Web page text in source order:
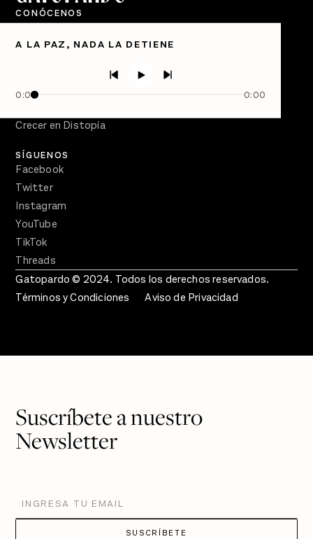
A LA PAZ, NADA LA DETIENE
0:00 0:00
CONÓCENOS
Quiénes Somos
Directorio
Semanario Gatopardo
Crecer en Distopía
SÍGUENOS
Facebook
Twitter
Instagram
YouTube
TikTok
Threads
Gatopardo © 2024. Todos los derechos reservados.
Términos y Condiciones
Aviso de Privacidad
Suscríbete a nuestro
Newsletter